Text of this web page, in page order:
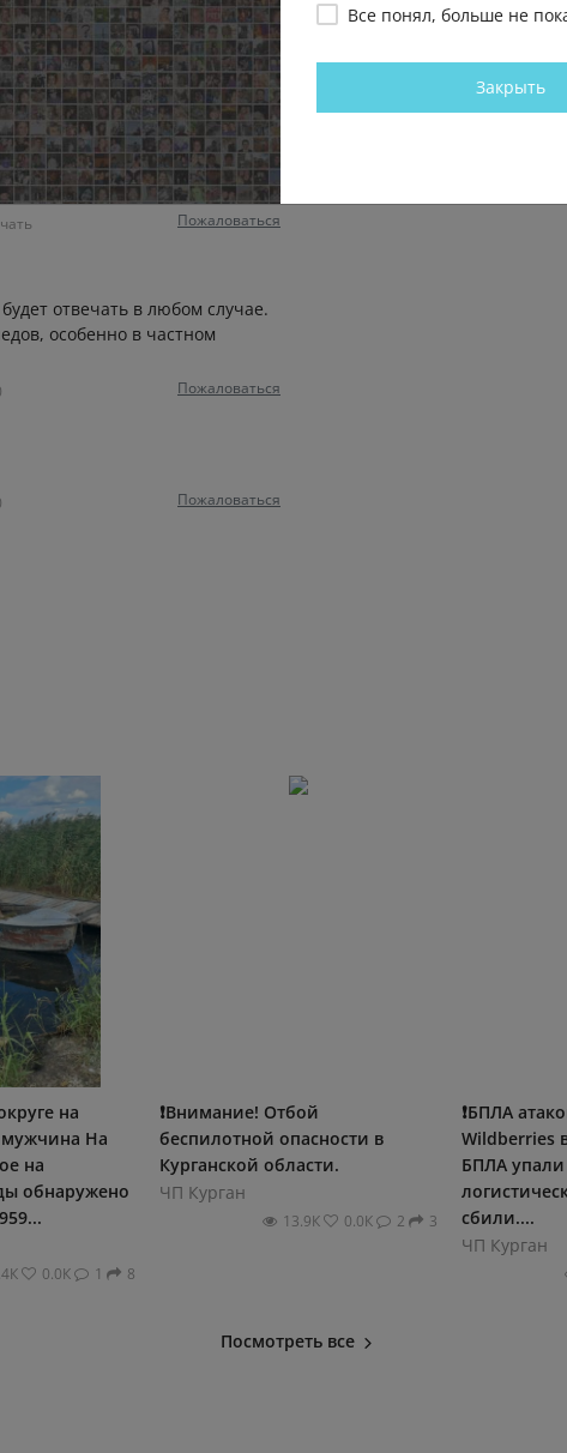
родители по 10 раз перед
😒
Пожаловаться
и своих детей научат
Пожаловаться
отвечать в любом случае.
особенно в частном
Пожаловаться
Пожаловаться
на
мужчина На
на
обнаружено
0.0К 1 8
❗Внимание! Отбой
беспилотной опасности в
Курганской области.
ЧП Курган
13.9К 0.0К 2 3
❗️БПЛА
Wildberries
БПЛА
сбили....
ЧП Курган
Посмотреть все
Все понял, больше не
Закрыть